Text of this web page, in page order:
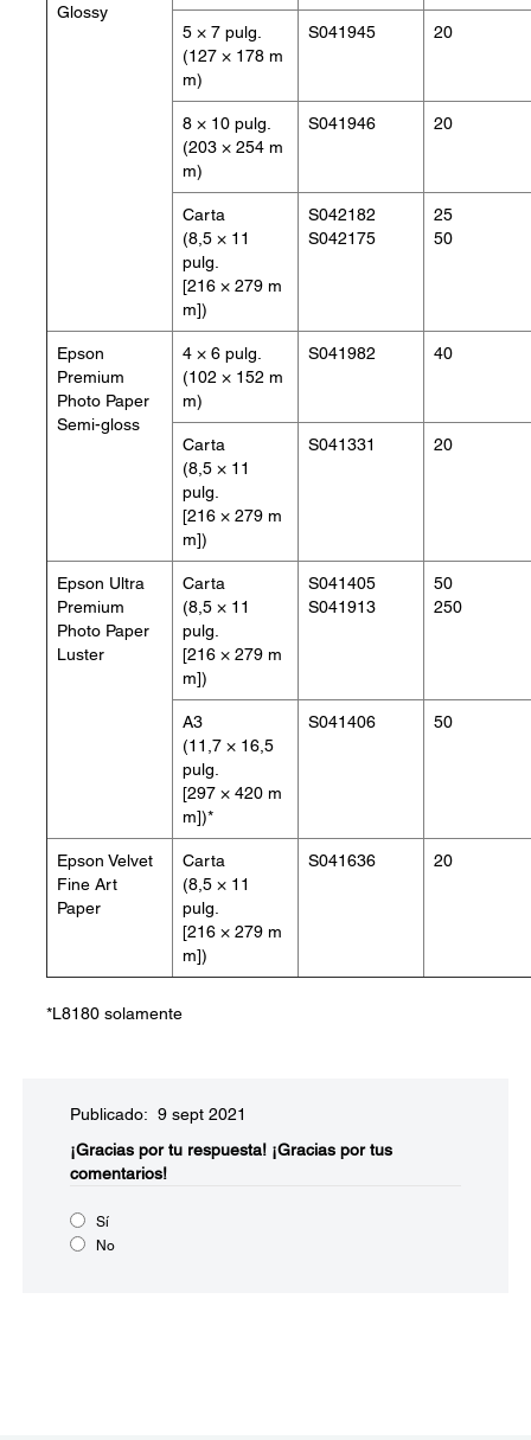
Glossy
5 × 7 pulg.
(127 × 178 m
m)
S041945 20
8 × 10 pulg.
(203 × 254 m
m)
S041946 20
Carta
(8,5 × 11
pulg.
[216 × 279 m
m])
S042182
S042175
25
50
Epson
Premium
Photo Paper
Semi-gloss
4 × 6 pulg.
(102 × 152 m
m)
S041982 40
Carta
(8,5 × 11
pulg.
[216 × 279 m
m])
S041331 20
Epson Ultra
Premium
Photo Paper
Luster
Carta
(8,5 × 11
pulg.
[216 × 279 m
m])
S041405
S041913
50
250
A3
(11,7 × 16,5
pulg.
[297 × 420 m
m])*
S041406 50
Epson Velvet
Fine Art
Paper
Carta
(8,5 × 11
pulg.
[216 × 279 m
m])
S041636 20
*L8180 solamente
Publicado: 9 sept 2021
¡Gracias por tu respuesta! ¡Gracias por tus
comentarios!
Sí
No